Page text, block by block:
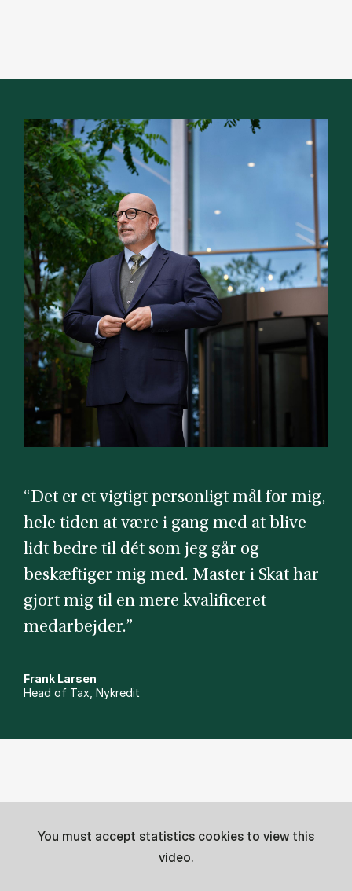
“Det er et vigtigt personligt mål for mig,
hele tiden at være i gang med at blive
lidt bedre til dét som jeg går og
beskæftiger mig med. Master i Skat har
gjort mig til en mere kvalificeret
medarbejder.”
Frank Larsen
Head of Tax, Nykredit
You must accept statistics cookies to view this
video.